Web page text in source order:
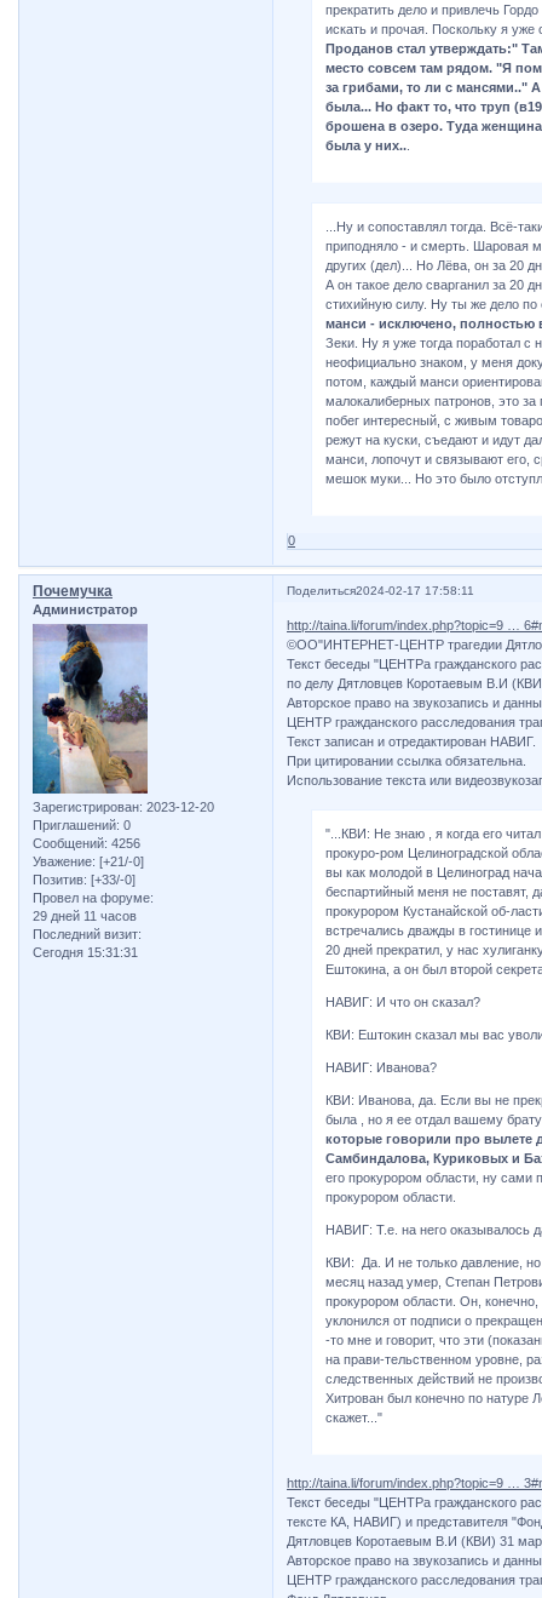
прекратить дело и привлечь
искать и прочая. Поскольку я
Проданов стал утверждать:"
место совсем там рядом. "Я
за грибами, то ли с мансями.."
была... Но факт то, что труп
брошена в озеро. Туда
была у них...
...Ну и сопоставлял тогда. Всё-
приподняло - и смерть. Шаровая
других (дел)... Но Лёва, он за 20
А он такое дело сварганил за 20
стихийную силу. Ну ты же дело по
манси - исключено, полностью
Зеки. Ну я уже тогда поработал с
неофициально знаком, у меня
потом, каждый манси
малокалиберных патронов, это за
побег интересный, с живым
режут на куски, съедают и идут
манси, лопочут и связывают его,
мешок муки... Но это было
0
Поделиться2024-02-17 17:58:11
Почемучка
Администратор
Зарегистрирован: 2023-12-20
Приглашений: 0
Сообщений: 4256
Уважение: [+21/-0]
Позитив: [+33/-0]
Провел на форуме:
29 дней 11 часов
Последний визит:
Сегодня 15:31:31
http://taina.li/forum/index.php?topic=9 …
©ОО"ИНТЕРНЕТ-ЦЕНТР трагедии
Текст беседы "ЦЕНТРа гражданского
по делу Дятловцев Коротаевым В.И
Авторское право на звукозапись и
ЦЕНТР гражданского расследования
Текст записан и отредактирован НАВИГ.
При цитировании ссылка обязательна.
Использование текста или
"...КВИ: Не знаю , я когда его
прокуро-ром Целиноградской
вы как молодой в Целиноград
беспартийный меня не поставят,
прокурором Кустанайской об-
встречались дважды в гостинице
20 дней прекратил, у нас
Ештокина, а он был второй
НАВИГ: И что он сказал?
КВИ: Ештокин сказал мы вас
НАВИГ: Иванова?
КВИ: Иванова, да. Если вы не
была , но я ее отдал вашему
которые говорили про вылете
Самбиндалова, Куриковых и
его прокурором области, ну сами
прокурором области.
НАВИГ: Т.е. на него оказывалось
КВИ: Да. И не только давление,
месяц назад умер, Степан
прокурором области. Он,
уклонился от подписи о
-то мне и говорит, что эти
на прави-тельственном уровне,
следственных действий не
Хитрован был конечно по натуре
скажет..."
http://taina.li/forum/index.php?topic=9 …
Текст беседы "ЦЕНТРа гражданского
тексте КА, НАВИГ) и представителя
Дятловцев Коротаевым В.И (КВИ) 31
Авторское право на звукозапись и
ЦЕНТР гражданского расследования